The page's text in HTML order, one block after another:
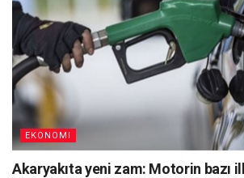
EKONOMI
Akaryakıta yeni zam: Motorin bazı